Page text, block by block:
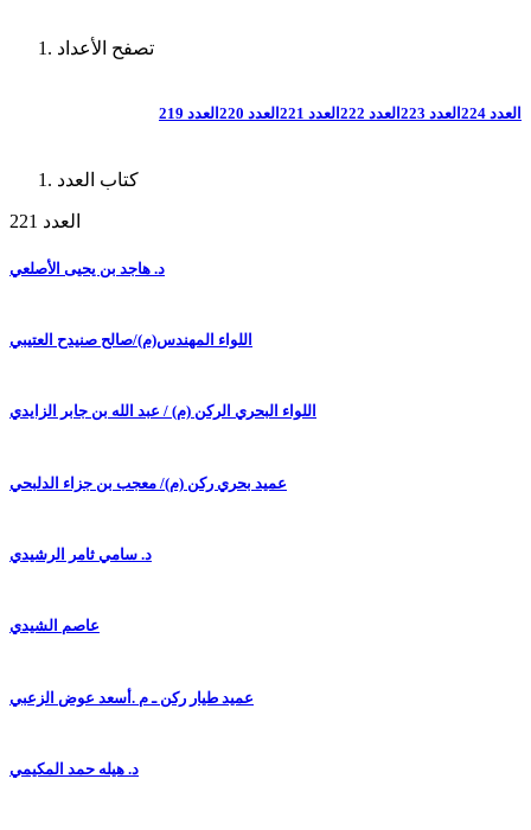
تصفح الأعداد
العدد 224 العدد 223 العدد 222 العدد 221 العدد 220 العدد 219
كتاب العدد
العدد 221
د. هاجد بن يحيى الأصلعي
اللواء المهندس(م)/صالح صنيدح العتيبي
اللواء البحري الركن (م) / عبد الله بن جابر الزايدي
عميد بحري ركن (م)/ معجب بن جزاء الدلبحي
د. سامي ثامر الرشيدي
عاصم الشيدي
عميد طيار ركن ـ م .أسعد عوض الزعبي
د. هيله حمد المكيمي